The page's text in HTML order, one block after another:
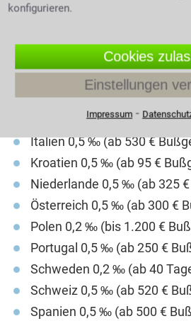
Belgien bei 0,5 ‰ (180 €
Finnland 0,5 ‰ (ab 15
Frankreich 0,5 ‰ (ab 135 €
Griechenland 0,5 ‰ (ab 80
Großbritannien 0,5 ‰ (ab 80
Italien 0,5 ‰ (ab 530 €
Kroatien 0,5 ‰ (ab 95 €
Niederlande 0,5 ‰ (ab 325
Österreich 0,5 ‰ (ab 300 €
Polen 0,2 ‰ (bis 1.200 €
Portugal 0,5 ‰ (ab 250 €
Schweden 0,2 ‰ (ab 40
Schweiz 0,5 ‰ (ab 520 €
Spanien 0,5 ‰ (ab 500 €
konfigurieren.
Cookies
Einstellungen
Impressum⁃